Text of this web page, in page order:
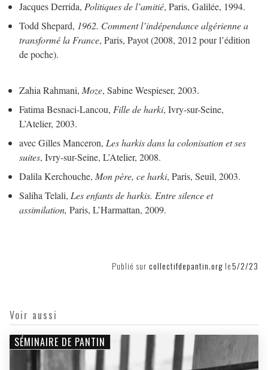
Jacques Derrida, Politiques de l’amitié, Paris, Galilée, 1994.
Todd Shepard, 1962. Comment l’indépendance algérienne a
transformé la France, Paris, Payot (2008, 2012 pour l’édition
de poche).
Zahia Rahmani, Moze, Sabine Wespieser, 2003.
Fatima Besnaci-Lancou, Fille de harki, Ivry-sur-Seine,
L’Atelier, 2003.
avec Gilles Manceron, Les harkis dans la colonisation et ses
suites, Ivry-sur-Seine, L’Atelier, 2008.
Dalila Kerchouche, Mon père, ce harki, Paris, Seuil, 2003.
Saliha Telali, Les enfants de harkis. Entre silence et
assimilation, Paris, L’Harmattan, 2009.
Publié sur collectifdepantin.orgle5/2/23
Voir aussi
SÉMINAIRE DE PANTIN